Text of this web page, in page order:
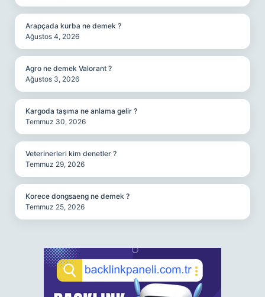
Arapçada kurba ne demek ?
Ağustos 4, 2026
Agro ne demek Valorant ?
Ağustos 3, 2026
Kargoda taşıma ne anlama gelir ?
Temmuz 30, 2026
Veterinerleri kim denetler ?
Temmuz 29, 2026
Korece dongsaeng ne demek ?
Temmuz 25, 2026